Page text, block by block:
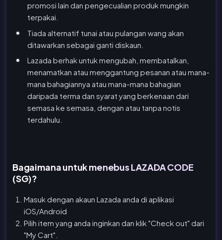
promosi lain dan pengecualian produk mungkin
terpakai.
Tiada alternatif tunai atau pulangan wang akan
ditawarkan sebagai ganti diskaun.
Lazada berhak untuk mengubah, membatalkan,
menamatkan atau menggantung pesanan atau mana-
mana bahagiannya atau mana-mana bahagian
daripada terma dan syarat yang berkenaan dari
semasa ke semasa, dengan atau tanpa notis
terdahulu.
Bagaimana untuk menebus LAZADA CODE
(SG)?
Masuk dengan akaun Lazada anda di aplikasi
iOS/Android
Pilih item yang anda inginkan dan klik "Check out" dari
"My Cart".